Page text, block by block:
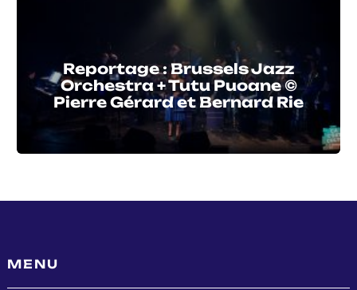
Reportage : Brussels Jazz
Orchestra + Tutu Puoane ©
Pierre Gérard et Bernard Rie
MENU